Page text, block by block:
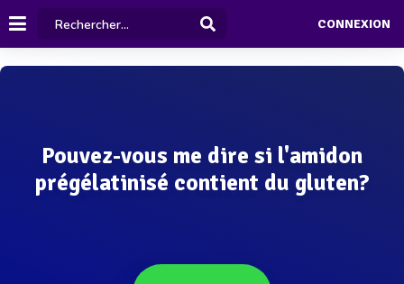
CONNEXION
Pouvez-vous me dire si l'amidon
prégélatinisé contient du gluten?